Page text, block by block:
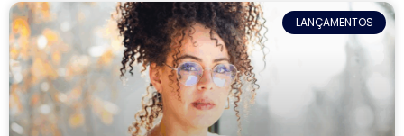
LANÇAMENTOS